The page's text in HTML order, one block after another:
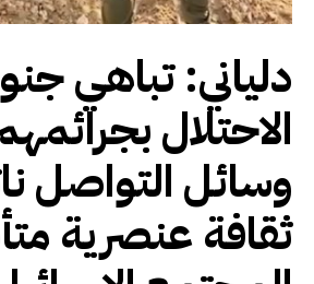
دلياني: تباهي
الاحتلال
وسائل التواصل
ثقافة عنصرية